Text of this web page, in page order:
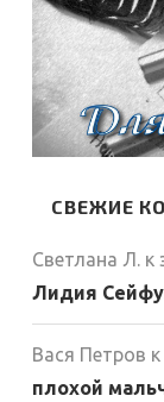
СВЕЖИЕ
Светлана Л. к
Лидия
Вася Петров
плохой